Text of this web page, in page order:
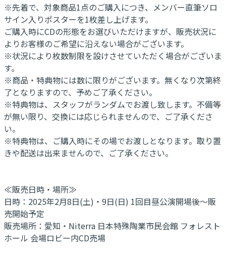
※先着で、対象商品1点のご購入につき、メンバー直筆ソロ
サイン入りポスターを1枚差し上げます。
ご購入時にCDの形態をお選びいただけますが、販売状況に
よりお客様のご希望に沿えない場合がございます。
※状況により枚数制限を設けさせていただく場合がございま
す。
※商品・特典物には数に限りがございます。無くなり次第終
了となりますので、予めご了承ください。
※特典物は、スタッフがランダムでお渡し致します。不備等
が無い限り、交換には応じられませんので、ご了承くださ
い。
※特典物は、ご購入時にその場でお渡しとなります。取り置
きや配送は出来ませんので、ご了承ください。
≪販売日時・場所≫
日時：2025年2月8日(土)・9日(日) 1回目昼公演開場後～販
売開始予定
販売場所：愛知・Niterra 日本特殊陶業市民会館 フォレスト
ホール 会場ロビー内CD売場